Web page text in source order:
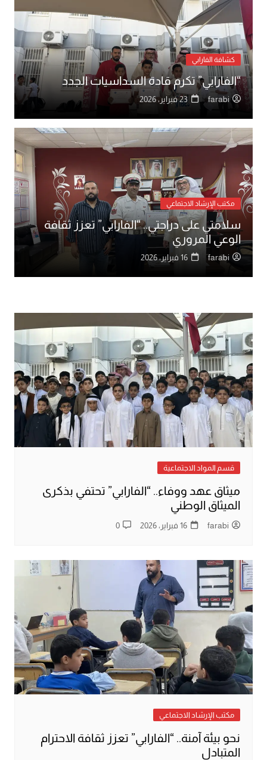
كشافة الفارابي
“الفارابي” تكرم قادة السداسيات الجدد
farabi 23 فبراير، 2026
مكتب الإرشاد الاجتماعي
سلامتي على دراجتي.. “الفارابي” تعزز ثقافة
الوعي المروري
farabi 16 فبراير، 2026
قسم المواد الاجتماعية
ميثاق عهد ووفاء.. “الفارابي” تحتفي بذكرى
الميثاق الوطني
farabi 16 فبراير، 2026 0
مكتب الإرشاد الاجتماعي
نحو بيئة آمنة.. “الفارابي” تعزز ثقافة الاحترام
المتبادل